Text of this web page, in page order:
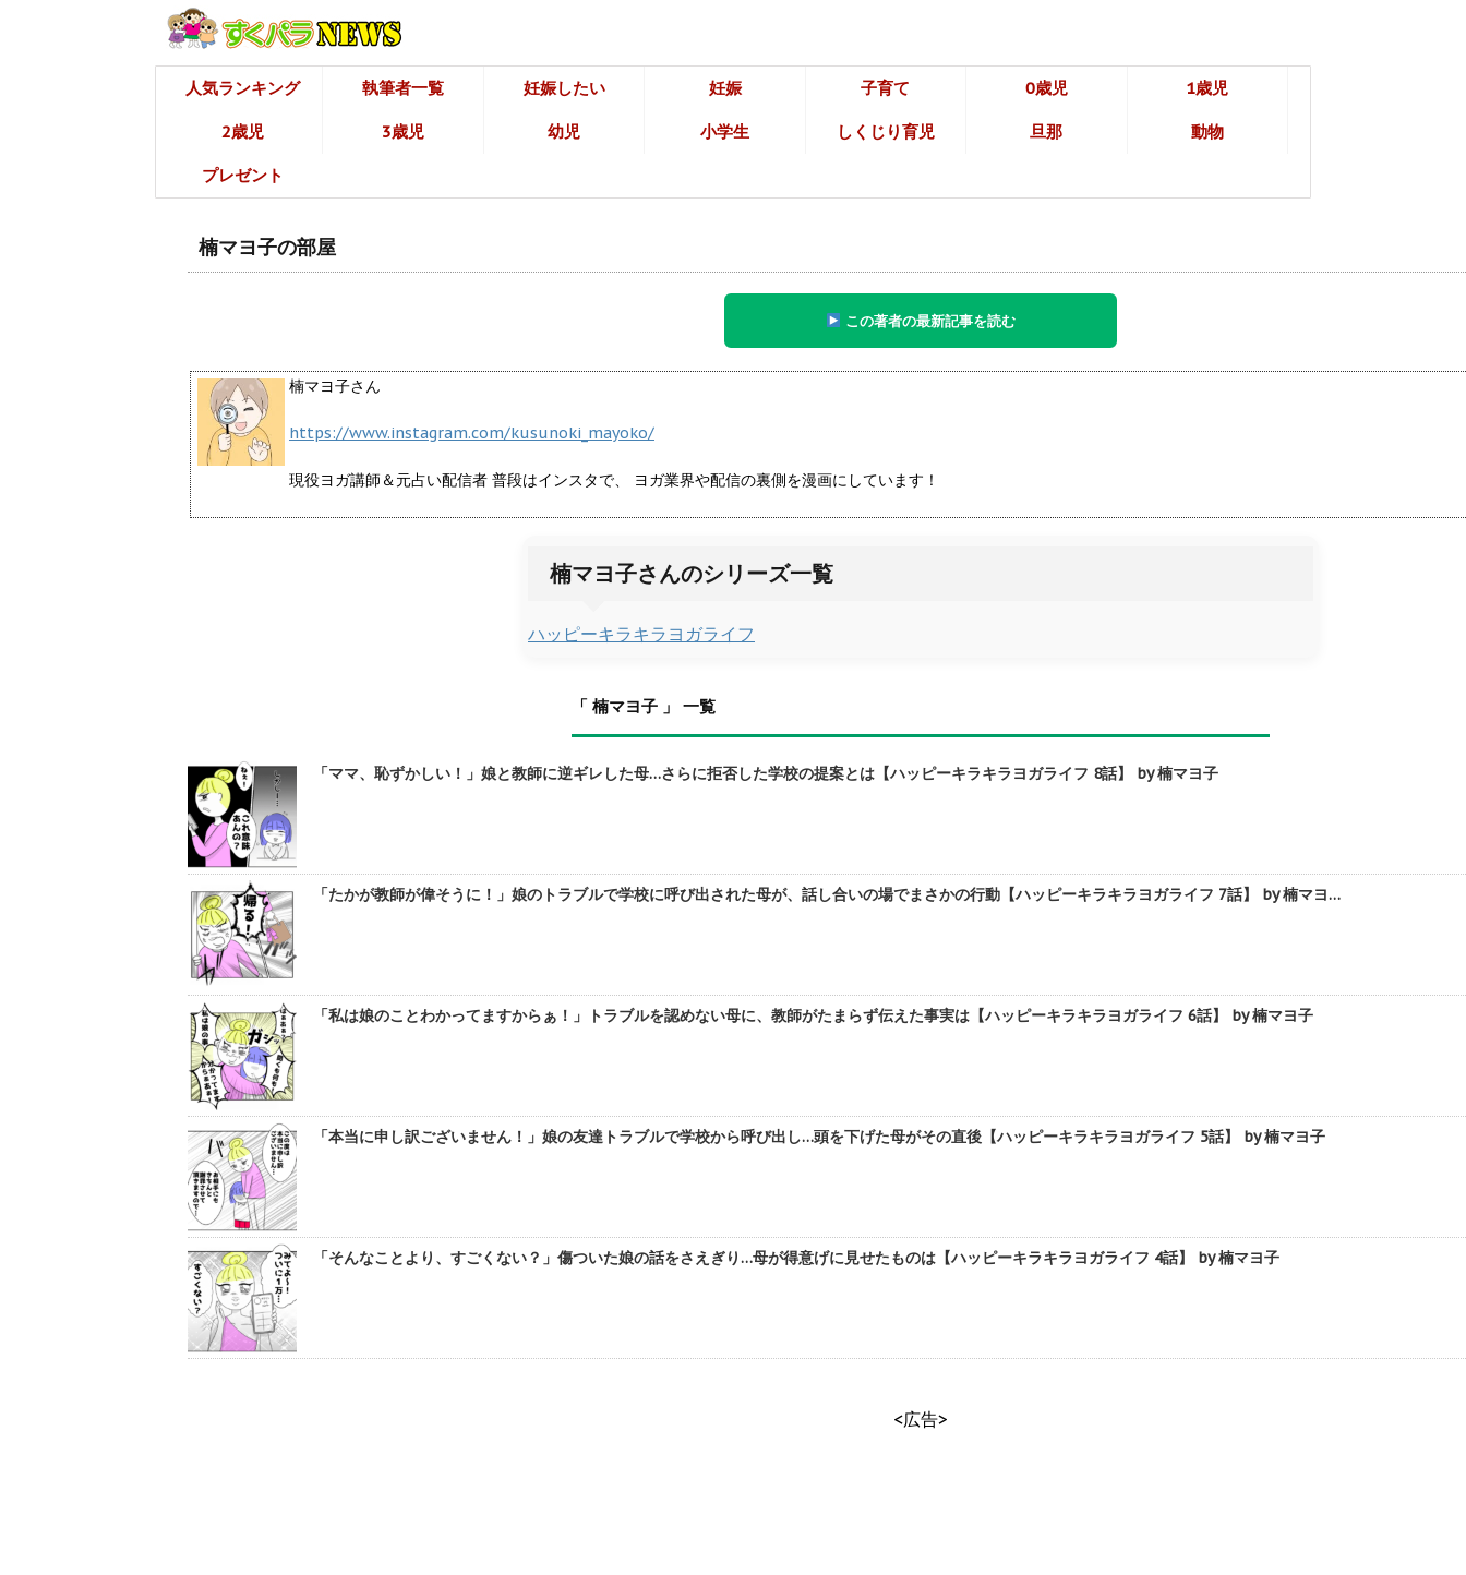
人気ランキング 執筆者一覧 妊娠したい 妊娠 子育て 0歳児 1歳児
2歳児 3歳児 幼児 小学生 しくじり育児 旦那 動物
プレゼント
楠マヨ子の部屋
この著者の最新記事を読む
楠マヨ子さん
https://www.instagram.com/kusunoki_mayoko/
現役ヨガ講師＆元占い配信者 普段はインスタで、 ヨガ業界や配信の裏側を漫画にしています！
楠マヨ子さんのシリーズ一覧
ハッピーキラキラヨガライフ
「 楠マヨ子 」 一覧
「ママ、恥ずかしい！」娘と教師に逆ギレした母…さらに拒否した学校の提案とは【ハッピーキラキラヨガライフ 8話】 by 楠マヨ子
「たかが教師が偉そうに！」娘のトラブルで学校に呼び出された母が、話し合いの場でまさかの行動【ハッピーキラキラヨガライフ 7話】 by 楠マヨ…
「私は娘のことわかってますからぁ！」トラブルを認めない母に、教師がたまらず伝えた事実は【ハッピーキラキラヨガライフ 6話】 by 楠マヨ子
「本当に申し訳ございません！」娘の友達トラブルで学校から呼び出し…頭を下げた母がその直後【ハッピーキラキラヨガライフ 5話】 by 楠マヨ子
「そんなことより、すごくない？」傷ついた娘の話をさえぎり…母が得意げに見せたものは【ハッピーキラキラヨガライフ 4話】 by 楠マヨ子
<広告>